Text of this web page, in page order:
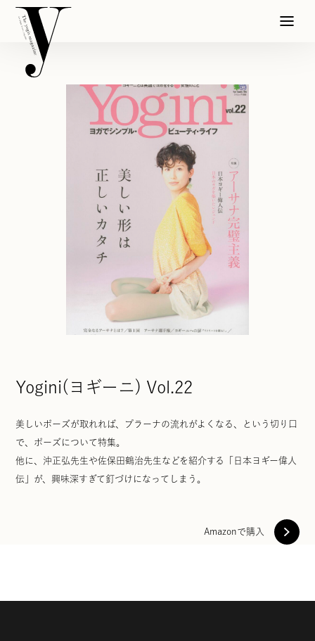
Yogini(ヨギーニ) Vol.22
美しいポーズが取れれば、プラーナの流れがよくなる、という切り口
で、ポーズについて特集。
他に、沖正弘先生や佐保田鶴治先生などを紹介する「日本ヨギー偉人
伝」が、興味深すぎて釘づけになってしまう。
Amazonで購入